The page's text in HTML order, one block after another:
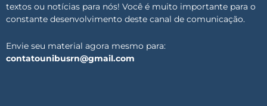
textos ou notícias para nós! Você é muito importante para o
constante desenvolvimento deste canal de comunicação.
Envie seu material agora mesmo para:
contatounibusrn@gmail.com